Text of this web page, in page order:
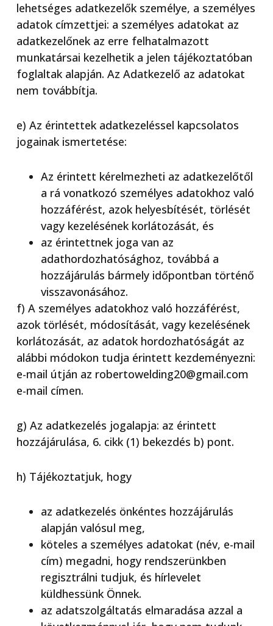
lehetséges adatkezelők személye, a személyes
adatok címzettjei: a személyes adatokat az
adatkezelőnek az erre felhatalmazott
munkatársai kezelhetik a jelen tájékoztatóban
foglaltak alapján. Az Adatkezelő az adatokat
nem továbbítja.
e) Az érintettek adatkezeléssel kapcsolatos
jogainak ismertetése:
Az érintett kérelmezheti az adatkezelőtől
a rá vonatkozó személyes adatokhoz való
hozzáférést, azok helyesbítését, törlését
vagy kezelésének korlátozását, és
az érintettnek joga van az
adathordozhatósághoz, továbbá a
hozzájárulás bármely időpontban történő
visszavonásához.
f) A személyes adatokhoz való hozzáférést,
azok törlését, módosítását, vagy kezelésének
korlátozását, az adatok hordozhatóságát az
alábbi módokon tudja érintett kezdeményezni:
e-mail útján az robertowelding20@gmail.com
e-mail címen.
g) Az adatkezelés jogalapja: az érintett
hozzájárulása, 6. cikk (1) bekezdés b) pont.
h) Tájékoztatjuk, hogy
az adatkezelés önkéntes hozzájárulás
alapján valósul meg,
köteles a személyes adatokat (név, e-mail
cím) megadni, hogy rendszerünkben
regisztrálni tudjuk, és hírlevelet
küldhessünk Önnek.
az adatszolgáltatás elmaradása azzal a